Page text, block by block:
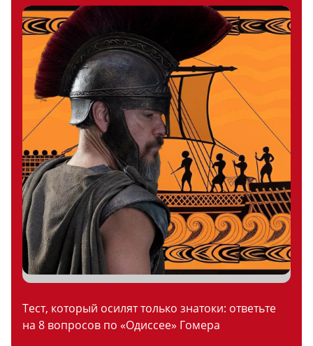
Тест, который осилят только знатоки: ответьте
на 8 вопросов по «Одиссее» Гомера